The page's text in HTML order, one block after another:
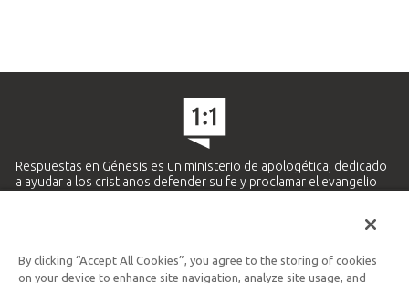
Respuestas en Génesis es un ministerio de apologética, dedicado
a ayudar a los cristianos defender su fe y proclamar el evangelio
Ministerio Hispano y Latinoamericano
By clicking “Accept All Cookies”, you agree to the storing of cookies
on your device to enhance site navigation, analyze site usage, and